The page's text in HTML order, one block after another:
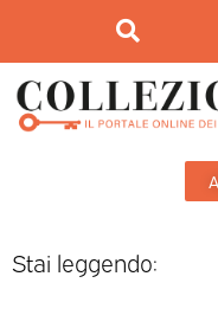
Stai leggendo: